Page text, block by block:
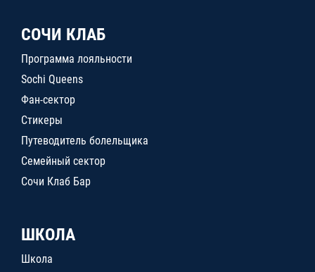
СОЧИ КЛАБ
Программа лояльности
Sochi Queens
Фан-сектор
Стикеры
Путеводитель болельщика
Семейный сектор
Сочи Клаб Бар
ШКОЛА
Школа